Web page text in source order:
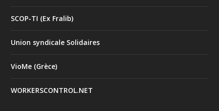
SCOP-TI (Ex Fralib)
Union syndicale Solidaires
VioMe (Grèce)
WORKERSCONTROL.NET